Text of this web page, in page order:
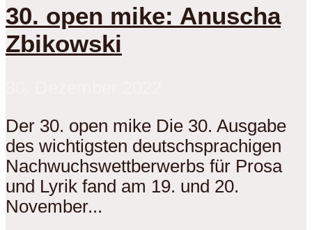
30. open mike: Anuscha
Zbikowski
Der 30. open mike Die 30. Ausgabe
des wichtigsten deutschsprachigen
Nachwuchswettberwerbs für Prosa
und Lyrik fand am 19. und 20.
November...